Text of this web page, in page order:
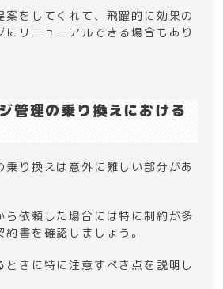
案をしてくれて、飛躍的に効果の
にリニューアルできる場合もあり
管理の乗り換えにおける
乗り換えは意外に難しい部分があ
ら依頼した場合には特に制約が多
書を確認しましょう。
ときに特に注意すべき点を説明し